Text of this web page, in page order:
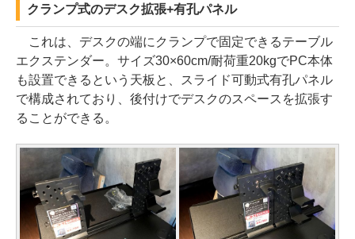
クランプ式のデスク拡張+有孔パネル
これは、デスクの端にクランプで固定できるテーブル
エクステンダー。サイズ30×60cm/耐荷重20kgでPC本体
も設置できるという天板と、スライド可動式有孔パネル
で構成されており、後付けでデスクのスペースを拡張す
ることができる。